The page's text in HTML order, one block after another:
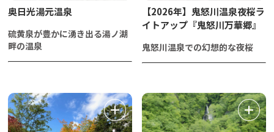
奥日光湯元温泉
硫黄泉が豊かに湧き出る湯ノ湖
畔の温泉
【2026年】鬼怒川温泉夜桜ラ
イトアップ『鬼怒川万華郷』
鬼怒川温泉での幻想的な夜桜